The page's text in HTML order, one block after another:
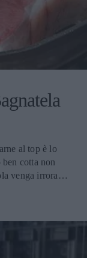
al top è lo
cotta non
venga irrorata